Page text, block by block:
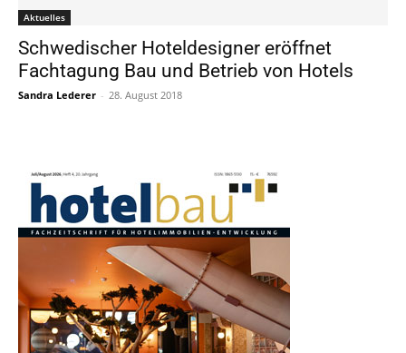
Aktuelles
Schwedischer Hoteldesigner eröffnet
Fachtagung Bau und Betrieb von Hotels
Sandra Lederer - 28. August 2018